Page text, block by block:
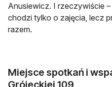
Anusiewicz. I rzeczywiście
chodzi tylko o zajęcia, lecz
razem.
Miejsce spotkań i